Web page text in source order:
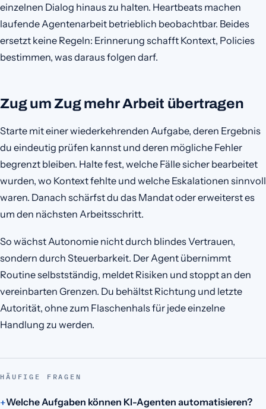
einzelnen Dialog hinaus zu halten. Heartbeats machen
laufende Agentenarbeit betrieblich beobachtbar. Beides
ersetzt keine Regeln: Erinnerung schafft Kontext, Policies
bestimmen, was daraus folgen darf.
Zug um Zug mehr Arbeit übertragen
Starte mit einer wiederkehrenden Aufgabe, deren Ergebnis
du eindeutig prüfen kannst und deren mögliche Fehler
begrenzt bleiben. Halte fest, welche Fälle sicher bearbeitet
wurden, wo Kontext fehlte und welche Eskalationen sinnvoll
waren. Danach schärfst du das Mandat oder erweiterst es
um den nächsten Arbeitsschritt.
So wächst Autonomie nicht durch blindes Vertrauen,
sondern durch Steuerbarkeit. Der Agent übernimmt
Routine selbstständig, meldet Risiken und stoppt an den
vereinbarten Grenzen. Du behältst Richtung und letzte
Autorität, ohne zum Flaschenhals für jede einzelne
Handlung zu werden.
HÄUFIGE FRAGEN
Welche Aufgaben können KI-Agenten automatisieren?